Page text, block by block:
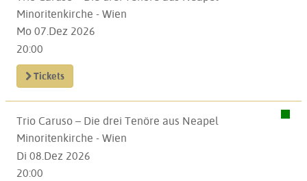
Minoritenkirche - Wien
Mo 07.Dez 2026
20:00
Tickets
Trio Caruso – Die drei Tenöre aus Neapel
Minoritenkirche - Wien
Di 08.Dez 2026
20:00